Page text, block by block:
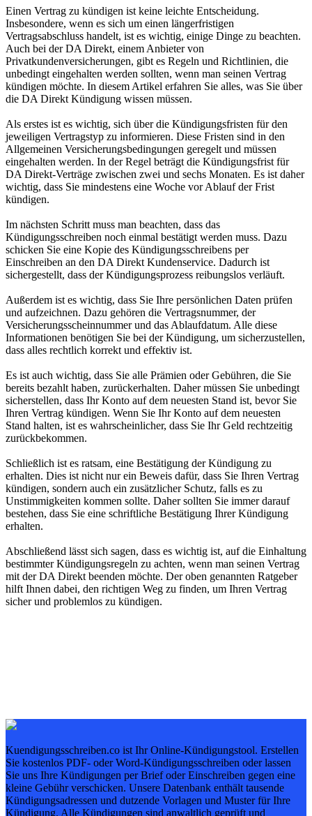
Einen Vertrag zu kündigen ist keine leichte Entscheidung.
Insbesondere, wenn es sich um einen längerfristigen
Vertragsabschluss handelt, ist es wichtig, einige Dinge zu beachten.
Auch bei der DA Direkt, einem Anbieter von
Privatkundenversicherungen, gibt es Regeln und Richtlinien, die
unbedingt eingehalten werden sollten, wenn man seinen Vertrag
kündigen möchte. In diesem Artikel erfahren Sie alles, was Sie über
die DA Direkt Kündigung wissen müssen.
Als erstes ist es wichtig, sich über die Kündigungsfristen für den
jeweiligen Vertragstyp zu informieren. Diese Fristen sind in den
Allgemeinen Versicherungsbedingungen geregelt und müssen
eingehalten werden. In der Regel beträgt die Kündigungsfrist für
DA Direkt-Verträge zwischen zwei und sechs Monaten. Es ist daher
wichtig, dass Sie mindestens eine Woche vor Ablauf der Frist
kündigen.
Im nächsten Schritt muss man beachten, dass das
Kündigungsschreiben noch einmal bestätigt werden muss. Dazu
schicken Sie eine Kopie des Kündigungsschreibens per
Einschreiben an den DA Direkt Kundenservice. Dadurch ist
sichergestellt, dass der Kündigungsprozess reibungslos verläuft.
Außerdem ist es wichtig, dass Sie Ihre persönlichen Daten prüfen
und aufzeichnen. Dazu gehören die Vertragsnummer, der
Versicherungsscheinnummer und das Ablaufdatum. Alle diese
Informationen benötigen Sie bei der Kündigung, um sicherzustellen,
dass alles rechtlich korrekt und effektiv ist.
Es ist auch wichtig, dass Sie alle Prämien oder Gebühren, die Sie
bereits bezahlt haben, zurückerhalten. Daher müssen Sie unbedingt
sicherstellen, dass Ihr Konto auf dem neuesten Stand ist, bevor Sie
Ihren Vertrag kündigen. Wenn Sie Ihr Konto auf dem neuesten
Stand halten, ist es wahrscheinlicher, dass Sie Ihr Geld rechtzeitig
zurückbekommen.
Schließlich ist es ratsam, eine Bestätigung der Kündigung zu
erhalten. Dies ist nicht nur ein Beweis dafür, dass Sie Ihren Vertrag
kündigen, sondern auch ein zusätzlicher Schutz, falls es zu
Unstimmigkeiten kommen sollte. Daher sollten Sie immer darauf
bestehen, dass Sie eine schriftliche Bestätigung Ihrer Kündigung
erhalten.
Abschließend lässt sich sagen, dass es wichtig ist, auf die Einhaltung
bestimmter Kündigungsregeln zu achten, wenn man seinen Vertrag
mit der DA Direkt beenden möchte. Der oben genannten Ratgeber
hilft Ihnen dabei, den richtigen Weg zu finden, um Ihren Vertrag
sicher und problemlos zu kündigen.
Kuendigungsschreiben.co ist Ihr Online-Kündigungstool. Erstellen
Sie kostenlos PDF- oder Word-Kündigungsschreiben oder lassen
Sie uns Ihre Kündigungen per Brief oder Einschreiben gegen eine
kleine Gebühr verschicken. Unsere Datenbank enthält tausende
Kündigungsadressen und dutzende Vorlagen und Muster für Ihre
Kündigung. Alle Kündigungen sind anwaltlich geprüft und